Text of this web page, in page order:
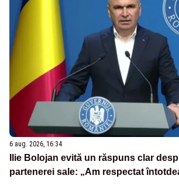
6 aug. 2026, 16:34
Ilie Bolojan evită un răspuns clar
partenerei sale: „Am respectat